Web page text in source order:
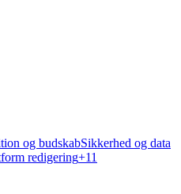
og budskabSikkerhed og data
redigering+11